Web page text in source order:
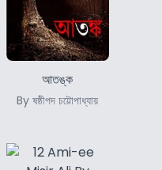
আতঙ্ক
By ষষ্ঠীপদ চট্টোপাধ্যায়